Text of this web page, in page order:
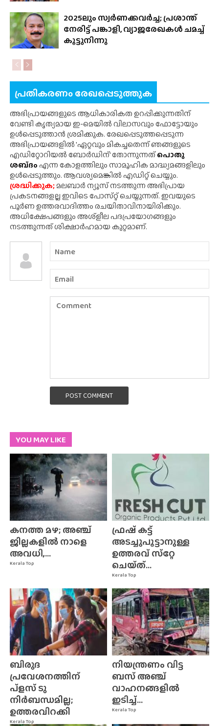
2025ലും സ്വർണക്കവർച്ച; പ്രശാന്ത്
നേരിട്ട് പങ്കാളി, വ്യാജരേഖകൾ ചമച്ച്
കൂട്ടുനിന്നു
പ്രതികരണം രേഖപ്പെടുത്തുക
അഭിപ്രായങ്ങളുടെ ആധികാരികത ഉറപ്പിക്കുന്നതിന്
വേണ്ടി കൃത്യമായ ഇ-മെയിൽ വിലാസവും ഫോട്ടോയും
ഉൾപ്പെടുത്താൻ ശ്രമിക്കുക. രേഖപ്പെടുത്തപ്പെടുന്ന
അഭിപ്രായങ്ങളിൽ 'ഏറ്റവും മികച്ചതെന്ന് ഞങ്ങളുടെ
എഡിറ്റോറിയൽ ബോർഡിന്' തോന്നുന്നത്പൊതു
ശബ്‌ദംഎന്ന കോളത്തിലും സാമൂഹിക മാദ്ധ്യമങ്ങളിലും
ഉൾപ്പെടുത്തും. ആവശ്യമെങ്കിൽ എഡിറ്റ് ചെയ്യും.
ശ്രദ്ധിക്കുക;മലബാർ ന്യൂസ് നടത്തുന്ന അഭിപ്രായ
പ്രകടനങ്ങളല്ല ഇവിടെ പോസ്‌റ്റ് ചെയ്യുന്നത്. ഇവയുടെ
പൂർണ ഉത്തരവാദിത്തം രചയിതാവിനായിരിക്കും.
അധിക്ഷേപങ്ങളും അശ്‌ളീല പദപ്രയോഗങ്ങളും
നടത്തുന്നത് ശിക്ഷാർഹമായ കുറ്റമാണ്.
POST COMMENT
YOU MAY LIKE
Kerala Top
കനത്ത മഴ; അഞ്ച്
ജില്ലകളിൽ നാളെ
അവധി,...
Kerala Top
ഫ്രഷ് കട്ട്
അടച്ചുപൂട്ടാനുള്ള
ഉത്തരവ് സ്‌റ്റേ
ചെയ്‌ത്‌...
Kerala Top
ബിരുദ
പ്രവേശനത്തിന്
പ്ളസ് ടു
നിർബന്ധമില്ല;
ഉത്തരവിറക്കി
Kerala Top
നിയന്ത്രണം വിട്ട
ബസ് അഞ്ച്
വാഹനങ്ങളിൽ
ഇടിച്ച്...